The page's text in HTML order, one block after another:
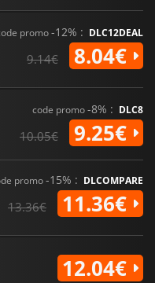
promo-12% : DLC12DEAL
9.14€ 8.04€
code promo-8% : DLC8
10.05€ 9.25€
promo-15% : DLCOMPARE
13.36€ 11.36€
12.04€